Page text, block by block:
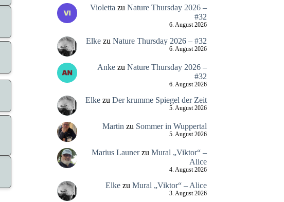
Violetta zu Nature Thursday 2026 –
#32
6. August 2026
Elkezu Nature Thursday 2026 – #32
6. August 2026
Ankezu Nature Thursday 2026 –
#32
6. August 2026
Elkezu Der krumme Spiegel der Zeit
5. August 2026
Martin zu Sommer in Wuppertal
5. August 2026
Marius Launerzu Mural „Viktor“ –
Alice
4. August 2026
Elkezu Mural „Viktor“ – Alice
3. August 2026